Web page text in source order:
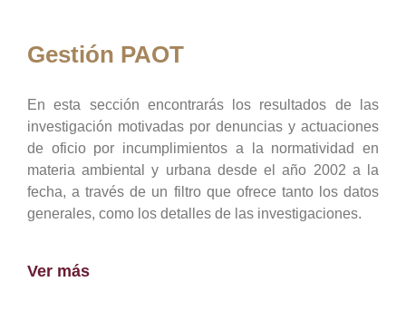
Gestión PAOT
En esta sección encontrarás los resultados de las
investigación motivadas por denuncias y actuaciones
de oficio por incumplimientos a la normatividad en
materia ambiental y urbana desde el año 2002 a la
fecha, a través de un filtro que ofrece tanto los datos
generales, como los detalles de las investigaciones.
Ver más